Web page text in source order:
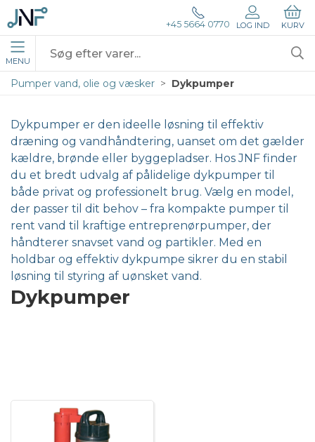
+45 5664 0770 LOG IND KURV
MENU
Pumper vand, olie og væsker Dykpumper
Dykpumper er den ideelle løsning til effektiv
dræning og vandhåndtering, uanset om det gælder
kældre, brønde eller byggepladser. Hos JNF finder
du et bredt udvalg af pålidelige dykpumper til
både privat og professionelt brug. Vælg en model,
der passer til dit behov – fra kompakte pumper til
rent vand til kraftige entreprenørpumper, der
håndterer snavset vand og partikler. Med en
holdbar og effektiv dykpumpe sikrer du en stabil
løsning til styring af uønsket vand.
Dykpumper